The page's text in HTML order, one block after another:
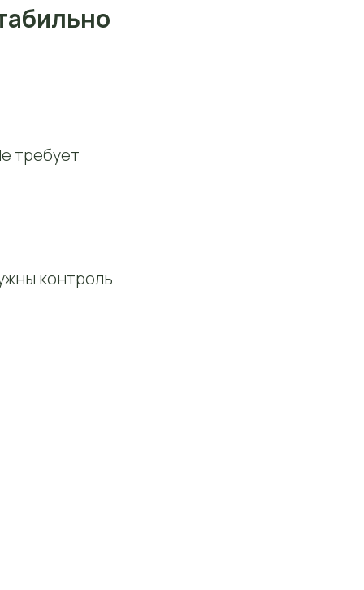
требует
контроль